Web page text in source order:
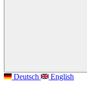
Deutsch English